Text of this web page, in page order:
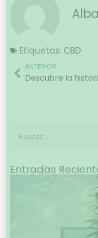
Etiquetas: CBD
ANTERIOR
Entradas